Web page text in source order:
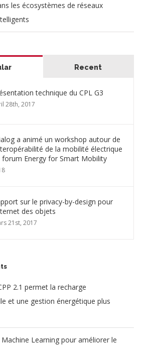
les écosystèmes de réseaux
Recent
technique du CPL G3
28th, 2017
a animé un workshop autour de
de la mobilité électrique
forum Energy for Smart Mobility
sur le privacy-by-design pour
des objets
21st, 2017
2.1 permet la recharge
et une gestion énergétique plus
Learning pour améliorer le